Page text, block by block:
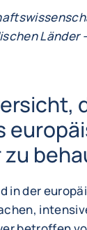
Länder
in der